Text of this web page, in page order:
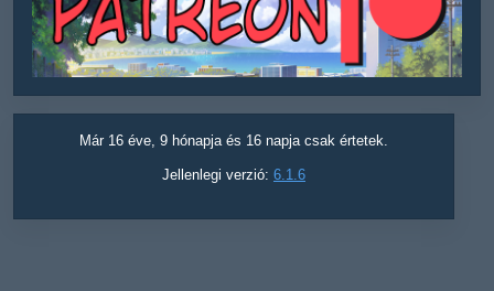
Már 16 éve, 9 hónapja és 16 napja csak értetek.
Jellenlegi verzió: 6.1.6